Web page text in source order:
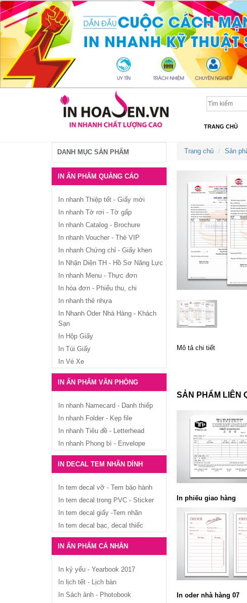
TRANG CHỦ
Trang chủ Sản
Mô tả chi tiết
SẢN PHẨM LIÊN
In phiếu giao hàng
In oder nhà hàng 07
DANH MỤC SẢN PHẨM
IN ẤN PHẨM QUẢNG CÁO
In nhanh Thiệp tết - Giấy mời
In nhanh Tờ rơi - Tờ gấp
In nhanh Catalog - Brochure
In nhanh Voucher - Thẻ VIP
In nhanh Chứng chỉ - Giấy khen
In Nhận Diện TH - Hồ Sơ Năng Lực
In nhanh Menu - Thực đơn
In hóa đơn - Phiếu thu, chi
In nhanh thẻ nhựa
In Nhanh Oder Nhà Hàng - Khách
Sạn
In Hộp Giấy
In Túi Giấy
In Vé Xe
IN ẤN PHẨM VĂN PHÒNG
In nhanh Namecard - Danh thiếp
In nhanh Folder - Kẹp file
In nhanh Tiêu đề - Letterhead
In nhanh Phong bì - Envelope
IN DECAL TEM NHÃN DÍNH
In tem decal vỡ - Tem bảo hành
In tem decal trong PVC - Sticker
In tem decal giấy -Tem nhãn
In tem decal bạc, decal thiếc
IN ẤN PHẨM CÁ NHÂN
In kỷ yếu - Yearbook 2017
In lịch tết - Lịch bàn
In Sách ảnh - Photobook